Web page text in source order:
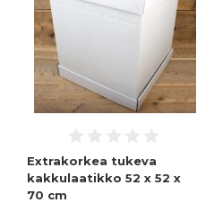
Extrakorkea tukeva
kakkulaatikko 52 x 52 x
70 cm